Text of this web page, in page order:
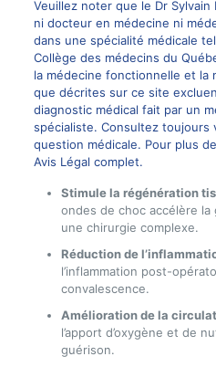
Veuillez noter que le Dr Sylvain
ni docteur en médecine ni
dans une spécialité médicale
Collège des médecins du
la médecine fonctionnelle et la
que décrites sur ce site
diagnostic médical fait par un
spécialiste. Consultez
question médicale. Pour plus
Avis Légal complet.
Stimule la régénération
ondes de choc accélère
une chirurgie complexe.
Réduction de
l’inflammation post-
convalescence.
Amélioration de la
l’apport d’oxygène et de
guérison.